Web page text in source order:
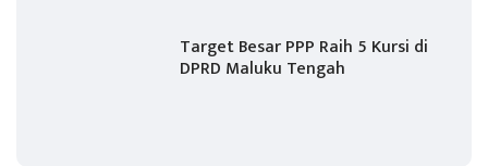
Target Besar PPP Raih 5 Kursi di
DPRD Maluku Tengah